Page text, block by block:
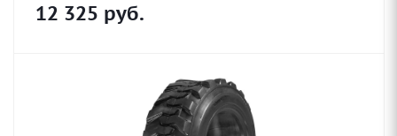
12 325 руб.